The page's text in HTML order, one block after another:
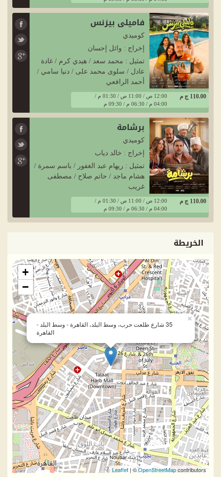
فاميلي بيزنس
كوميدي
إخراج : وائل إحسان
تمثيل : محمد سعد / هيدي كرم / غادة
عادل / سلوى محمد على / دنيا سامي /
أحمد الرافعي
110.00 ج م
12:00 ص / 11:00 ص / 01:30 م /
04:00 م / 06:30 م / 09:30 م
برشامة
كوميدي
إخراج : خالد دياب
تمثيل : ريهام عبد الغفور / باسم سمرة /
هشام ماجد / حاتم صلاح / مصطفى
غريب
110.00 ج م
12:00 ص / 11:00 ص / 01:30 م /
04:00 م / 06:30 م / 09:30 م
الخريطة
35 شارع طلعت حرب، وسط البلد، القاهرة - وسط البلد -
القاهرة
×
+
−
Leaflet | ©OpenStreetMapcontributors